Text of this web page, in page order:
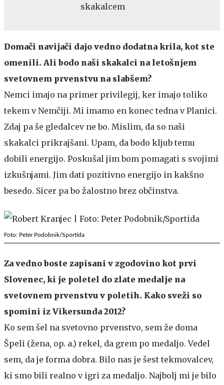
skakalcem
Domači navijači dajo vedno dodatna krila, kot ste
omenili. Ali bodo naši skakalci na letošnjem
svetovnem prvenstvu na slabšem?
Nemci imajo na primer privilegij, ker imajo toliko
tekem v Nemčiji. Mi imamo en konec tedna v Planici.
Zdaj pa še gledalcev ne bo. Mislim, da so naši
skakalci prikrajšani. Upam, da bodo kljub temu
dobili energijo. Poskušal jim bom pomagati s svojimi
izkušnjami. Jim dati pozitivno energijo in kakšno
besedo. Sicer pa bo žalostno brez občinstva.
Foto: Peter Podobnik/Sportida
Za vedno boste zapisani v zgodovino kot prvi
Slovenec, ki je poletel do zlate medalje na
svetovnem prvenstvu v poletih. Kako sveži so
spomini iz Vikersunda 2012?
Ko sem šel na svetovno prvenstvo, sem že doma
Špeli (žena, op. a.) rekel, da grem po medaljo. Vedel
sem, da je forma dobra. Bilo nas je šest tekmovalcev,
ki smo bili realno v igri za medaljo. Najbolj mi je bilo